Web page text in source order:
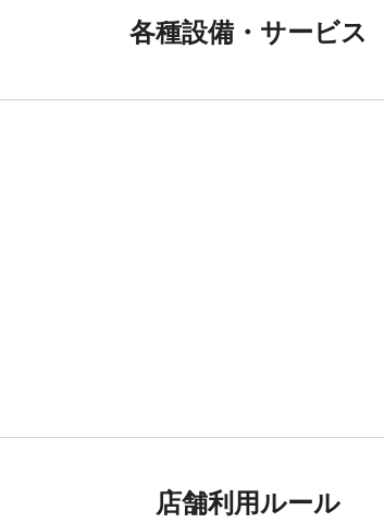
各種設備・サービス
店舗利用ルール